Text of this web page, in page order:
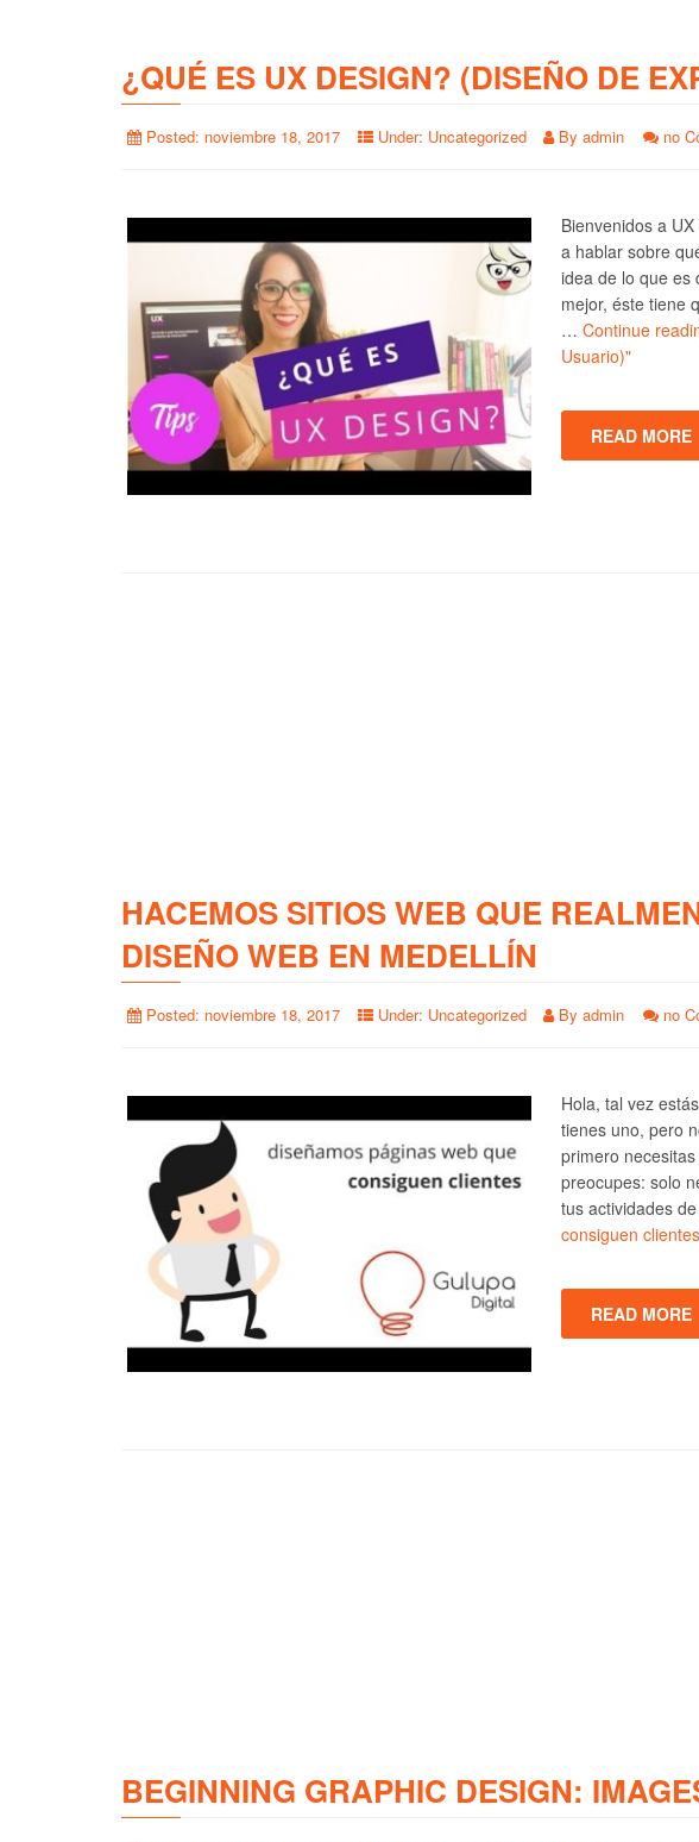
¿QUÉ ES UX DESIGN? (DISEÑO DE
Posted: noviembre 18, 2017 Under: Uncategorized By admin no
Bienvenidos a
a hablar sobre
idea de lo que es
mejor, éste tiene
… Continue
Usuario)"
READ MORE
HACEMOS SITIOS WEB QUE
DISEÑO WEB EN MEDELLÍN
Posted: noviembre 18, 2017 Under: Uncategorized By admin no
Hola, tal vez
tienes uno, pero
primero
preocupes: solo
tus actividades
consiguen
READ MORE
BEGINNING GRAPHIC DESIGN: